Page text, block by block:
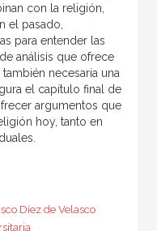
con la religión,
el pasado,
para entender las
análisis que ofrece
necesaria una
el capítulo final de
argumentos que
hoy, tanto en
Díez de Velasco